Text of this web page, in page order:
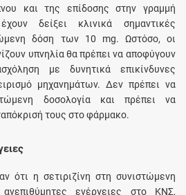
και της επίδοσης στην γραμμή
δείξει κλινικά σημαντικές
δόση των 10 mg. Ωστόσο, οι
υπνηλία θα πρέπει να αποφύγουν
με δυνητικά επικίνδυνες
μηχανημάτων. Δεν πρέπει να
δοσολογία και πρέπει να
τους στο φάρμακο.
ότι η σετιριζίνη στη συνιστώμενη
ενέργειες στο ΚΝΣ,